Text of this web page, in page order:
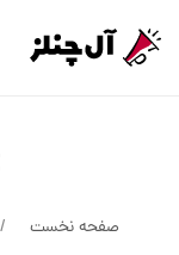
صفحه نخست